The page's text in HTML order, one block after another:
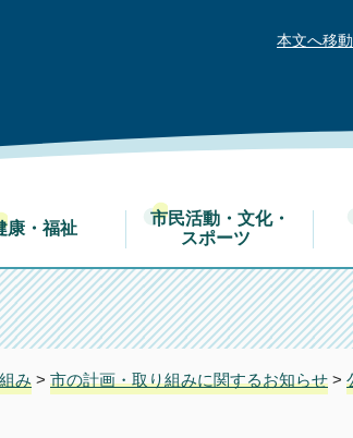
本文へ移動
健康・福祉
市民活動・文化・
スポーツ
み > 市の計画・取り組みに関するお知らせ >